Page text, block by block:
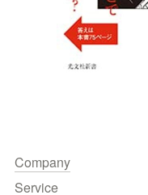
Company
Service